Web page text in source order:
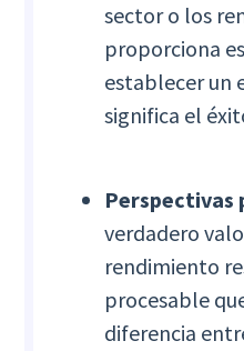
sector o los
proporciona
establecer un
significa el
Perspectivas
verdadero
rendimiento
procesable
diferencia